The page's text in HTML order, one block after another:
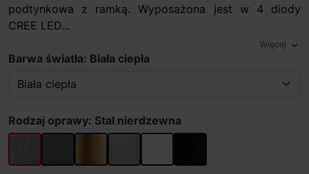
podtynkowa z ramką. Wyposażona jest w 4 diody
CREE LED...
Więcej expand_more
Barwa światła: Biała ciepła
Rodzaj oprawy: Stal nierdzewna
Stal nierdzewna
Grafit Stare złotoAluminium
Biały Czarny